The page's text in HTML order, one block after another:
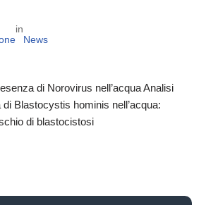
in
News
di Norovirus nell’acqua Analisi
Blastocystis hominis nell’acqua:
di blastocistosi